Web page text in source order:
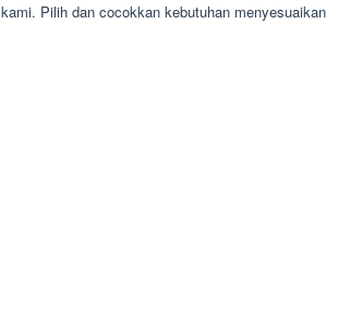
Pilih dan cocokkan kebutuhan menyesuaikan